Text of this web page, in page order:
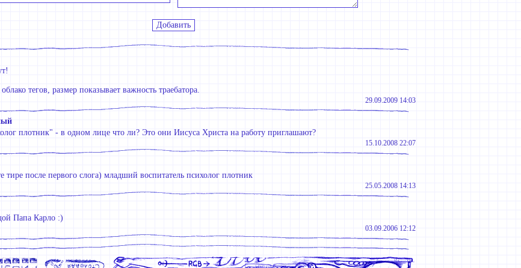
тегов, размер показывает важность траебатора.
29.09.2009 14:03
плотник" - в одном лице что ли? Это они Иисуса Христа на работу приглашают?
15.10.2008 22:07
тире после первого слога) младший воспитатель психолог плотник
25.05.2008 14:13
Папа Карло :)
03.09.2006 12:12